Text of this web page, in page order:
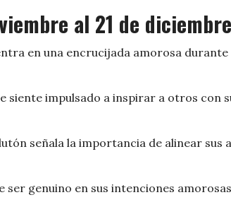
al 21 de
en una encrucijada amorosa
siente impulsado a inspirar a otros con
señala la importancia de alinear sus
genuino en sus intenciones